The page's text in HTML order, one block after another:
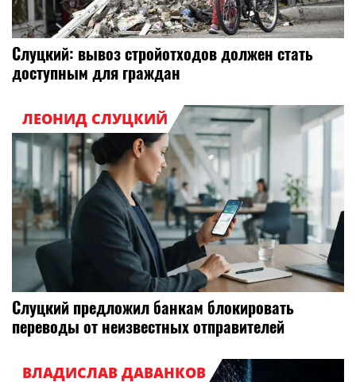
Слуцкий: вывоз стройотходов должен стать
доступным для граждан
ЛЕОНИД СЛУЦКИЙ
Слуцкий предложил банкам блокировать
переводы от неизвестных отправителей
ВЛАДИСЛАВ ДАВАНКОВ